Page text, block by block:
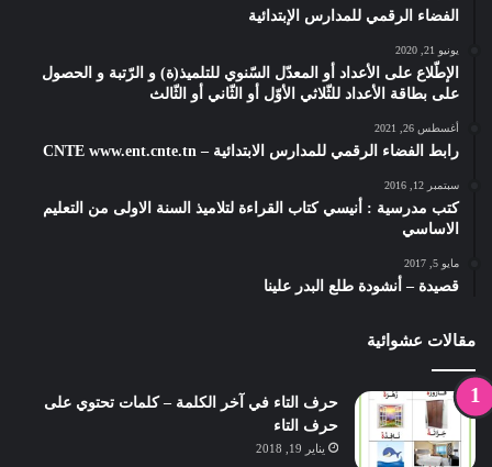
الفضاء الرقمي للمدارس الإبتدائية
يونيو 21, 2020
الإطّلاع على الأعداد أو المعدّل السّنوي للتلميذ(ة) و الرّتبة و الحصول
على بطاقة الأعداد للثّلاثي الأوّل أو الثّاني أو الثّالث
أغسطس 26, 2021
رابط الفضاء الرقمي للمدارس الابتدائية – CNTE www.ent.cnte.tn
سبتمبر 12, 2016
كتب مدرسية : أنيسي كتاب القراءة لتلاميذ السنة الاولى من التعليم
الاساسي
مايو 5, 2017
قصيدة – أنشودة طلع البدر علينا
مقالات عشوائية
حرف التاء في آخر الكلمة – كلمات تحتوي على
حرف التاء
يناير 19, 2018